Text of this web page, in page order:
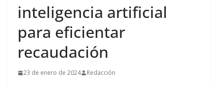
inteligencia artificial
para eficientar
recaudación
23 de enero de 2024 Redacción